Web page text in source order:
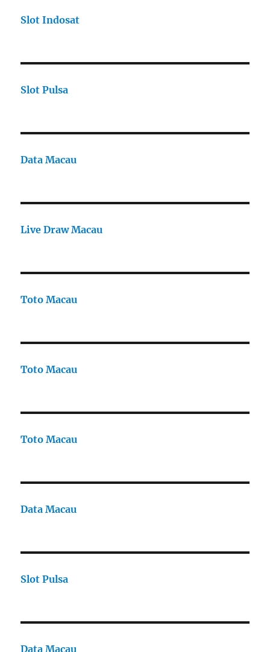
Slot Indosat
Slot Pulsa
Data Macau
Live Draw Macau
Toto Macau
Toto Macau
Toto Macau
Data Macau
Slot Pulsa
Data Macau